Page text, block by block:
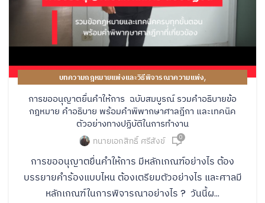
บทความกฎหมายแพ่งและวิธีพิจารณาความแพ่ง,
คู่มือปฏิบัติงานของทนายความ
การขออนุญาตยื่นคำให้การ ฉบับสมบูรณ์ รวมคำอธิบายข้อ
กฎหมาย คำอธิบาย พร้อมคำพิพากษาศาลฎีกา และเทคนิค
ตัวอย่างทางปฏิบัติในการทำงาน
ทนายเอกสิทธิ์ ศรีสังข์ 0
การขออนุญาตยื่นคำให้การ มีหลักเกณฑ์อย่างไร ต้อง
บรรยายคำร้องแบบไหน ต้องเตรียมตัวอย่างไร และศาลมี
หลักเกณฑ์ในการพิจารณาอย่างไร ? วันนี้ผ...